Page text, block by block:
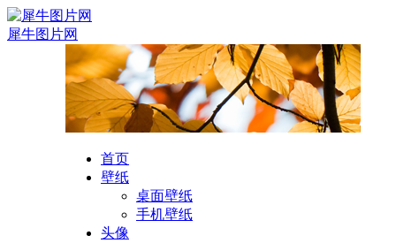
犀牛图片网
首页
壁纸
桌面壁纸
手机壁纸
头像